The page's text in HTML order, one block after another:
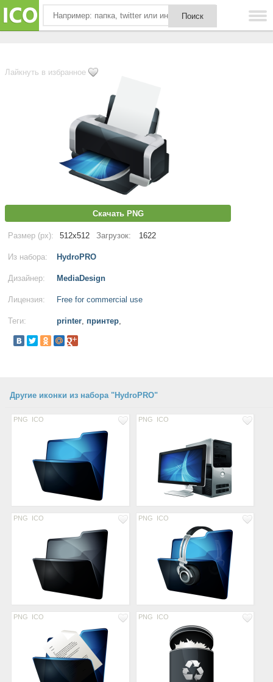
Лайкнуть в избранное
Скачать PNG
Размер (px): 512x512 Загрузок: 1622
Из набора: HydroPRO
Дизайнер: MediaDesign
Лицензия: Free for commercial use
Теги: printer, принтер,
Другие иконки из набора "HydroPRO"
PNG ICO PNG ICO
PNG ICO PNG ICO
PNG ICO PNG ICO